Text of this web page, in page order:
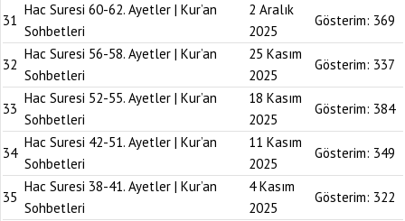
31
Hac Suresi 60-62. Ayetler | Kur’an
Sohbetleri
2 Aralık
2025
Gösterim: 369
32
Hac Suresi 56-58. Ayetler | Kur’an
Sohbetleri
25 Kasım
2025
Gösterim: 337
33
Hac Suresi 52-55. Ayetler | Kur’an
Sohbetleri
18 Kasım
2025
Gösterim: 384
34
Hac Suresi 42-51. Ayetler | Kur’an
Sohbetleri
11 Kasım
2025
Gösterim: 349
35
Hac Suresi 38-41. Ayetler | Kur’an
Sohbetleri
4 Kasım
2025
Gösterim: 322